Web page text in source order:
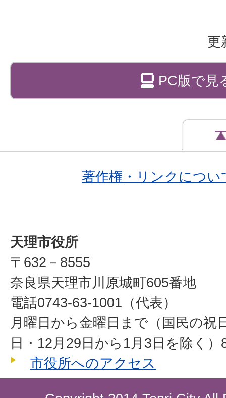
更
PC版で見
著作権・リンクについ
天理市役所
〒632－8555
奈良県天理市川原城町605番地
電話0743-63-1001（代表）
月曜日から金曜日まで（国民の祝
日・12月29日から1月3日を除く
市役所へのアクセス